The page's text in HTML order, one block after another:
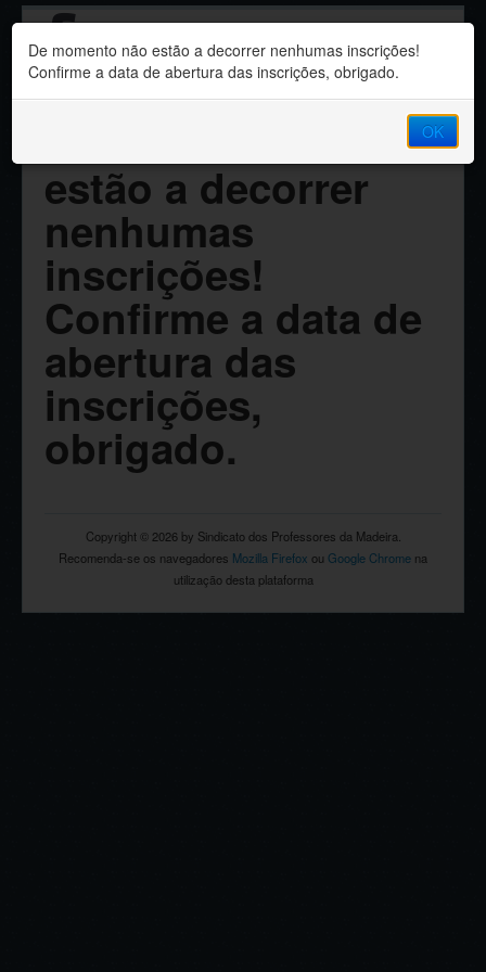
Sindicato dos
Professores da Madeira
estão a decorrer
nenhumas
inscrições!
Confirme a data de
abertura das
inscrições,
obrigado.
Copyright © 2026 by Sindicato dos Professores da Madeira.
Recomenda-se os navegadores Mozilla Firefox ou Google Chrome na
utilização desta plataforma
De momento não estão a decorrer nenhumas inscrições!
Confirme a data de abertura das inscrições, obrigado.
OK